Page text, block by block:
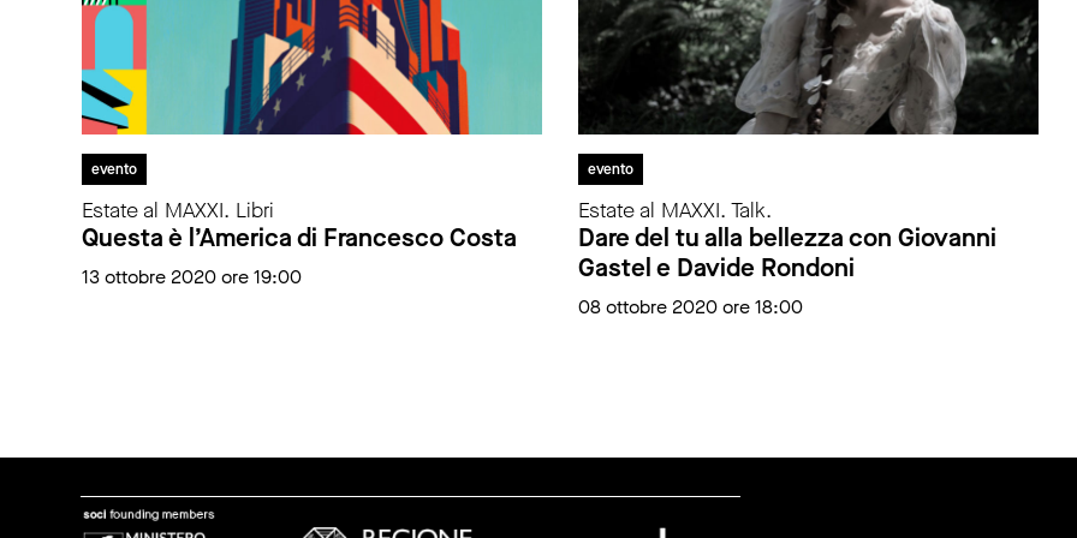
evento
Estate al MAXXI. Libri
Questa è l’America di Francesco Costa
13 ottobre 2020 ore 19:00
evento
Estate al MAXXI. Talk.
Dare del tu alla bellezza con Giovanni
Gastel e Davide Rondoni
08 ottobre 2020 ore 18:00